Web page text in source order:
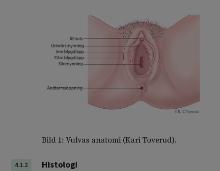
Bild 1: Vulvas anatomi (Kari Toverud).
4.1.2 Histologi